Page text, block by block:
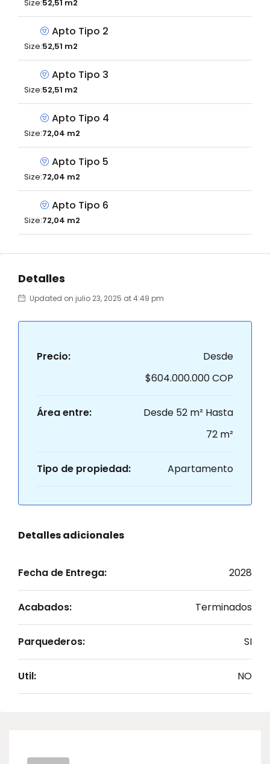
Size:52,51 m2
Apto Tipo 2
Size:52,51 m2
Apto Tipo 3
Size:52,51 m2
Apto Tipo 4
Size:72,04 m2
Apto Tipo 5
Size:72,04 m2
Apto Tipo 6
Size:72,04 m2
Detalles
Updated on julio 23, 2025 at 4:49 pm
Precio:
Desde
$604.000.000 COP
Área entre:
Desde 52 m² Hasta
72 m²
Tipo de propiedad: Apartamento
Detalles adicionales
Fecha de Entrega: 2028
Acabados: Terminados
Parquederos: SI
Util: NO